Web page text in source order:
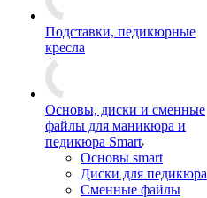
Подставки, педикюрные
кресла
Основы, диски и сменные
файлы для маникюра и
педикюра Smart
Основы smart
Диски для педикюра
Сменные файлы